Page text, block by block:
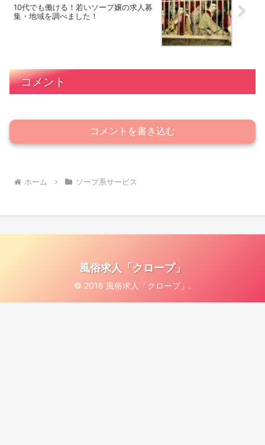
10代でも働ける！若いソープ嬢の求人募
集・地域を調べました！
コメント
コメントを書き込む
ホーム ソープ系サービス
風俗求人「クロープ」
© 2016 風俗求人「クロープ」.